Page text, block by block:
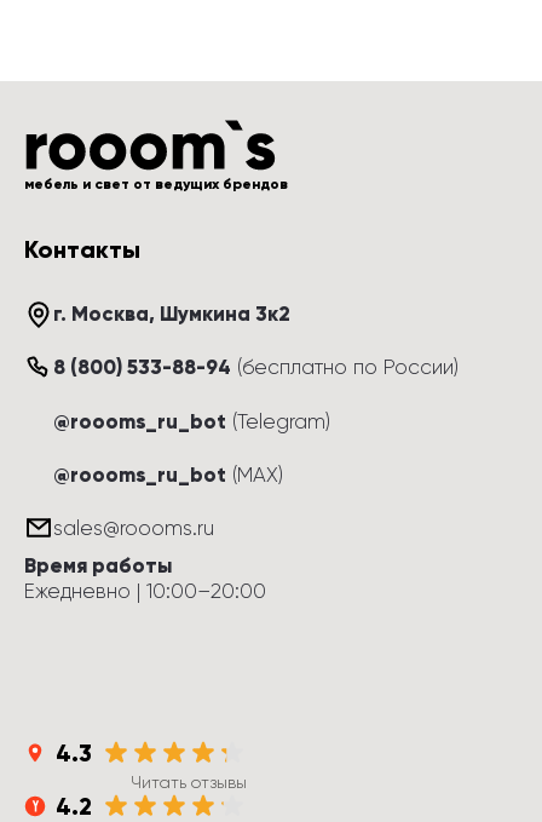
мебель и свет от ведущих брендов
Контакты
г. Москва, Шумкина 3к2
8 (800) 533-88-94 (бесплатно по России)
@roooms_ru_bot (Telegram)
@roooms_ru_bot (MAX)
sales@roooms.ru
Время работы
Ежедневно | 10:00–20:00
4.3
Читать отзывы
4.2